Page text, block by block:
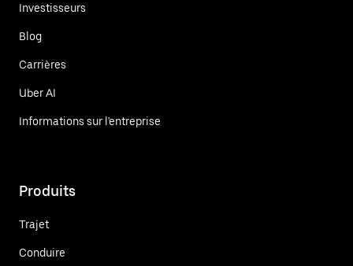
Investisseurs
Blog
Carrières
Uber AI
Informations sur l'entreprise
Produits
Trajet
Conduire